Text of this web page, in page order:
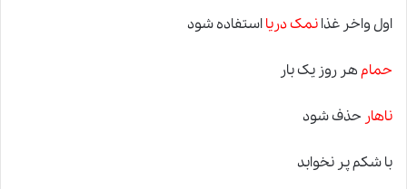
اول واخر غذانمک دریااستفاده شود
حمامهر روز یک بار
ناهار حذف شود
با شکم پر نخوابد